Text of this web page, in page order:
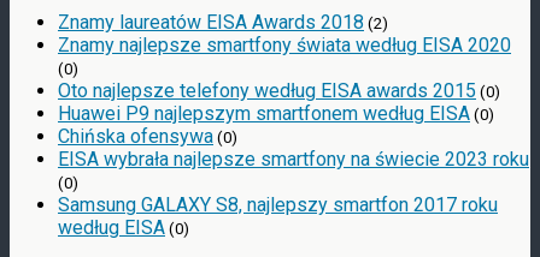
Znamy laureatów EISA Awards 2018 (2)
Znamy najlepsze smartfony świata według EISA 2020
(0)
Oto najlepsze telefony według EISA awards 2015 (0)
Huawei P9 najlepszym smartfonem według EISA (0)
Chińska ofensywa (0)
EISA wybrała najlepsze smartfony na świecie 2023 roku
(0)
Samsung GALAXY S8, najlepszy smartfon 2017 roku
według EISA (0)